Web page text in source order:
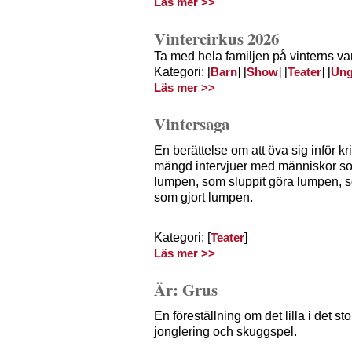
Vintercirkus 2026
Ta med hela familjen på vinterns
Kategori: [Barn] [Show] [Teater] [
Läs mer >>
Vintersaga
En berättelse om att öva sig inför
mängd intervjuer med människor
lumpen, som sluppit göra lumpen,
som gjort lumpen.
Kategori: [Teater]
Läs mer >>
Är: Grus
En föreställning om det lilla i det
jonglering och skuggspel.